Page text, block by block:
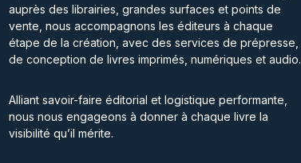
auprès des librairies, grandes surfaces et points de
vente, nous accompagnons les éditeurs à chaque
étape de la création, avec des services de prépresse,
de conception de livres imprimés, numériques et audio.
Alliant savoir-faire éditorial et logistique performante,
nous nous engageons à donner à chaque livre la
visibilité qu’il mérite.